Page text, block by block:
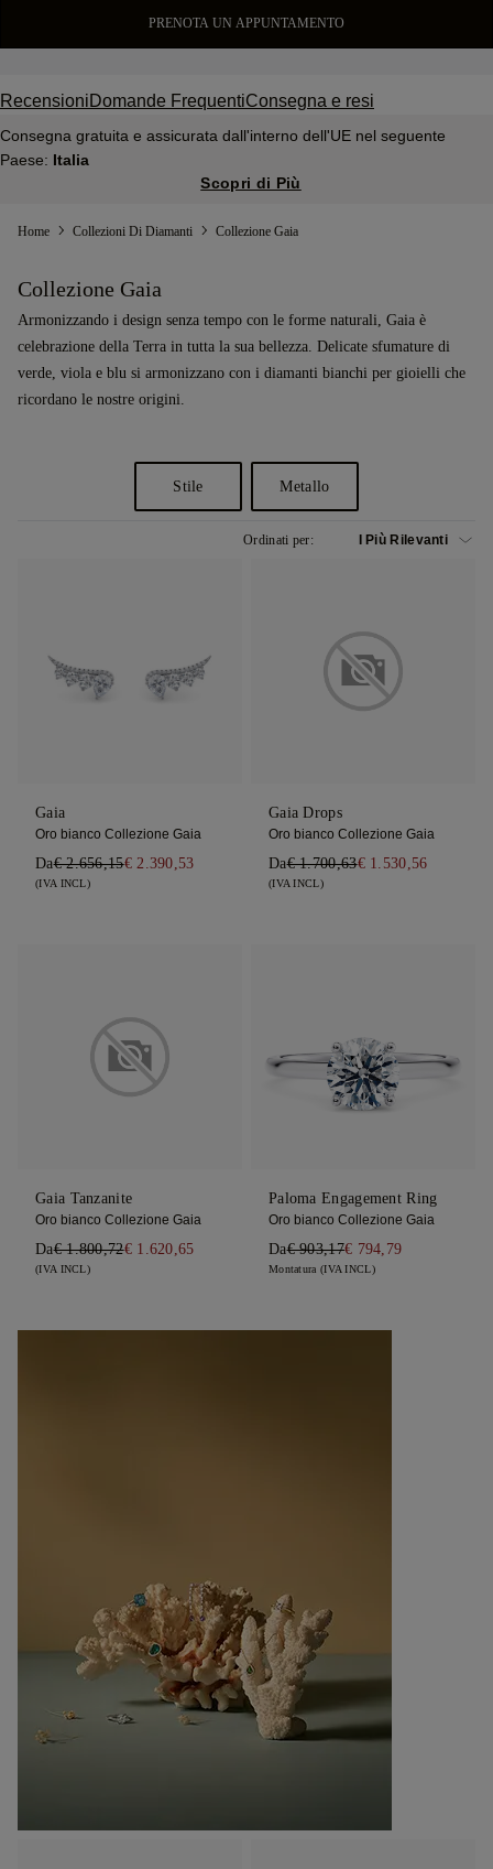
PRENOTA UN APPUNTAMENTO
Recensioni Domande FrequentiConsegna e resi
Consegna gratuita e assicurata dall'interno dell'UE nel seguente
Paese: Italia
Scopri di Più
Home Collezioni Di Diamanti Collezione Gaia
Collezione Gaia
Armonizzando i design senza tempo con le forme naturali, Gaia è
celebrazione della Terra in tutta la sua bellezza. Delicate sfumature di
verde, viola e blu si armonizzano con i diamanti bianchi per gioielli che
ricordano le nostre origini.
Stile Metallo
Ordinati per:
Gaia
Oro bianco Collezione Gaia
Da€ 2.656,15€ 2.390,53
(IVA INCL)
Gaia Drops
Oro bianco Collezione Gaia
Da€ 1.700,63€ 1.530,56
(IVA INCL)
Gaia Tanzanite
Oro bianco Collezione Gaia
Da€ 1.800,72€ 1.620,65
(IVA INCL)
Paloma Engagement Ring
Oro bianco Collezione Gaia
Da€ 903,17€ 794,79
Montatura (IVA INCL)